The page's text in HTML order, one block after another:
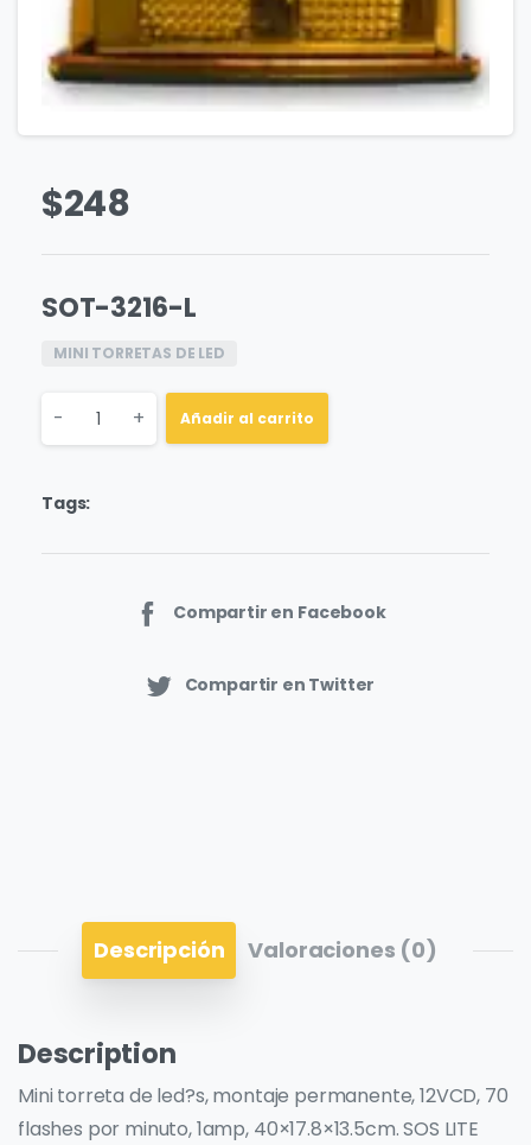
$248
SOT-3216-L
MINI TORRETAS DE LED
Quantity
- + Añadir al carrito
Tags:
Compartir en Facebook
Compartir en Twitter
Descripción Valoraciones (0)
Description
Mini torreta de led?s, montaje permanente, 12VCD, 70
flashes por minuto, 1amp, 40×17.8×13.5cm. SOS LITE